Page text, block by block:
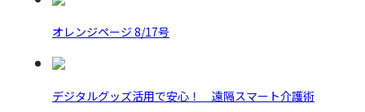
オレンジページ 8/17号
デジタルグッズ活用で安心！ 遠隔スマート介護術